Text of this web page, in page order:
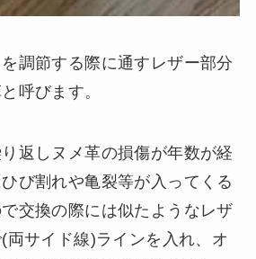
調節する際に通すレザー部分
呼びます。
返しヌメ革の損傷が年数が経
び割れや亀裂等が入ってくる
交換の際には似たようなレザ
両サイド線)ラインを入れ、オ